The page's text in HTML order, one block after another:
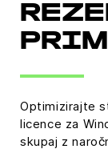
Optimizirajte
licence za
skupaj z